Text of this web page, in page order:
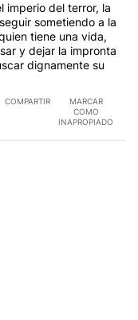
imperio del terror, la
sometiendo a la
tiene una vida,
y dejar la impronta
dignamente su
COMPARTIR
MARCAR
COMO
INAPROPIADO